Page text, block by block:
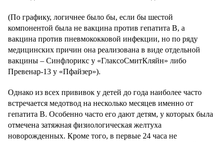
(По графику, логичнее было бы, если бы шестой
компонентой была не вакцина против гепатита В, а
вакцина против пневмококковой инфекции, но по ряду
медицинских причин она реализована в виде отдельной
вакцины – Синфлорикс у «ГлаксоСмитКляйн» либо
Превенар-13 у «Пфайзер»).
Однако из всех прививок у детей до года наиболее часто
встречается медотвод на несколько месяцев именно от
гепатита В. Особенно часто его дают детям, у которых была
отмечена затяжная физиологическая желтуха
новорожденных. Кроме того, в первые 24 часа не